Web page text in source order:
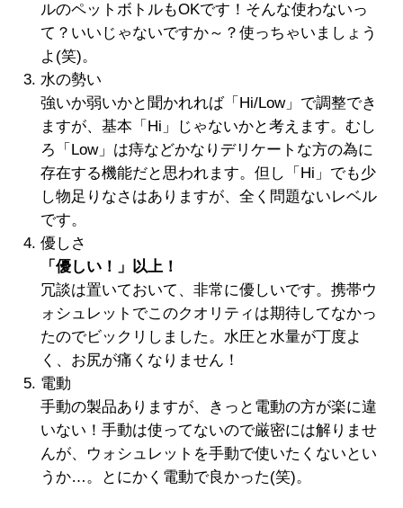
ルのペットボトルもOKです！そんな使わないっ
て？いいじゃないですか～？使っちゃいましょう
よ(笑)。
水の勢い
強いか弱いかと聞かれれば「Hi/Low」で調整でき
ますが、基本「Hi」じゃないかと考えます。むし
ろ「Low」は痔などかなりデリケートな方の為に
存在する機能だと思われます。但し「Hi」でも少
し物足りなさはありますが、全く問題ないレベル
です。
優しさ
「優しい！」以上！
冗談は置いておいて、非常に優しいです。携帯ウ
ォシュレットでこのクオリティは期待してなかっ
たのでビックリしました。水圧と水量が丁度よ
く、お尻が痛くなりません！
電動
手動の製品ありますが、きっと電動の方が楽に違
いない！手動は使ってないので厳密には解りませ
んが、ウォシュレットを手動で使いたくないとい
うか…。とにかく電動で良かった(笑)。